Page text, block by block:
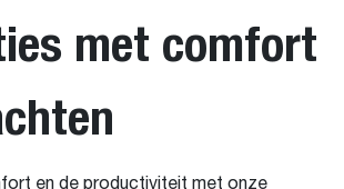
met comfort
en de productiviteit met onze